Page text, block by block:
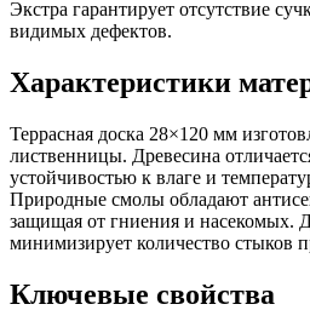
Экстра гарантирует отсутствие
видимых дефектов.
Характеристики
Террасная доска 28×120 мм
лиственницы. Древесина
устойчивостью к влаге и
Природные смолы обладают
защищая от гниения и насекомых.
минимизирует количество стыков
Ключевые свойства